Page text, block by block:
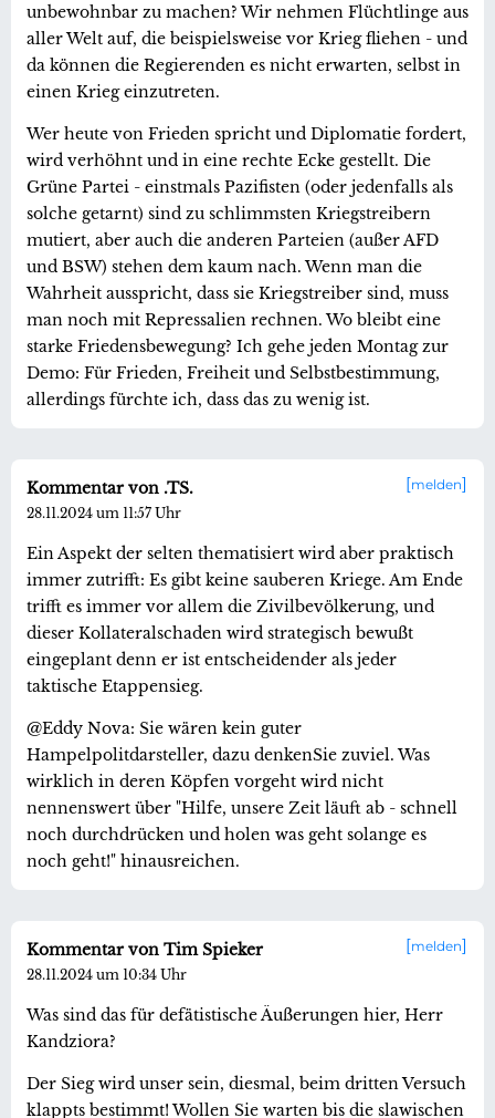
unbewohnbar zu machen? Wir nehmen Flüchtlinge aus
aller Welt auf, die beispielsweise vor Krieg fliehen - und
da können die Regierenden es nicht erwarten, selbst in
einen Krieg einzutreten.
Wer heute von Frieden spricht und Diplomatie fordert,
wird verhöhnt und in eine rechte Ecke gestellt. Die
Grüne Partei - einstmals Pazifisten (oder jedenfalls als
solche getarnt) sind zu schlimmsten Kriegstreibern
mutiert, aber auch die anderen Parteien (außer AFD
und BSW) stehen dem kaum nach. Wenn man die
Wahrheit ausspricht, dass sie Kriegstreiber sind, muss
man noch mit Repressalien rechnen. Wo bleibt eine
starke Friedensbewegung? Ich gehe jeden Montag zur
Demo: Für Frieden, Freiheit und Selbstbestimmung,
allerdings fürchte ich, dass das zu wenig ist.
melden
Kommentar von .TS.
28.11.2024 um 11:57 Uhr
Ein Aspekt der selten thematisiert wird aber praktisch
immer zutrifft: Es gibt keine sauberen Kriege. Am Ende
trifft es immer vor allem die Zivilbevölkerung, und
dieser Kollateralschaden wird strategisch bewußt
eingeplant denn er ist entscheidender als jeder
taktische Etappensieg.
@Eddy Nova: Sie wären kein guter
Hampelpolitdarsteller, dazu denkenSie zuviel. Was
wirklich in deren Köpfen vorgeht wird nicht
nennenswert über "Hilfe, unsere Zeit läuft ab - schnell
noch durchdrücken und holen was geht solange es
noch geht!" hinausreichen.
melden
Kommentar von Tim Spieker
28.11.2024 um 10:34 Uhr
Was sind das für defätistische Äußerungen hier, Herr
Kandziora?
Der Sieg wird unser sein, diesmal, beim dritten Versuch
klappts bestimmt! Wollen Sie warten bis die slawischen